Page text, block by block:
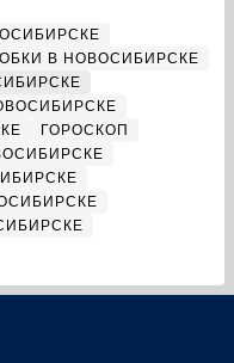
В НОВОСИБИРСКЕ
ГОРОСКОП